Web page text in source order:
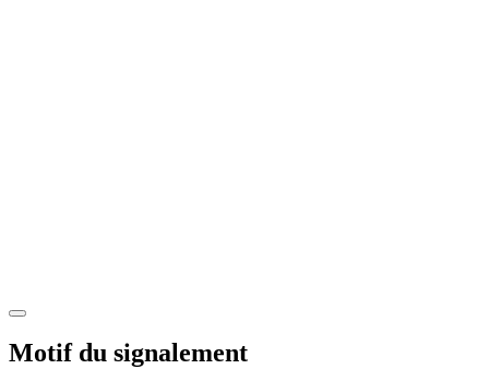
Motif du signalement